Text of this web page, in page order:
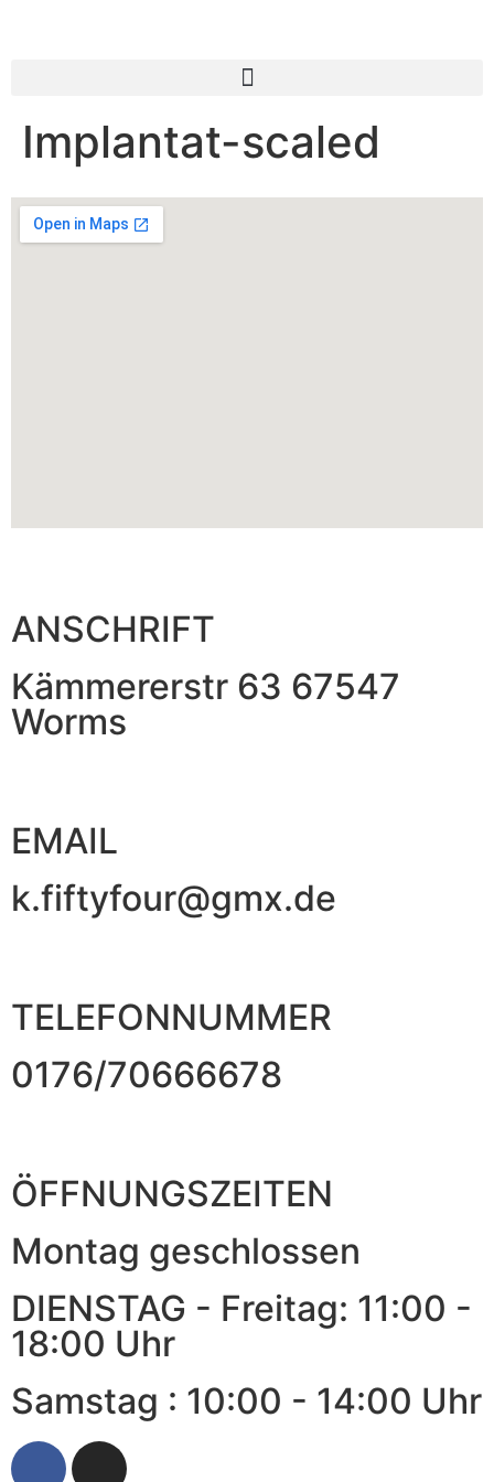
Implantat-scaled
ANSCHRIFT
Kämmererstr 63 67547
Worms
EMAIL
k.fiftyfour@gmx.de
TELEFONNUMMER
0176/70666678
ÖFFNUNGSZEITEN
Montag geschlossen
DIENSTAG - Freitag: 11:00 -
18:00 Uhr
Samstag : 10:00 - 14:00 Uhr